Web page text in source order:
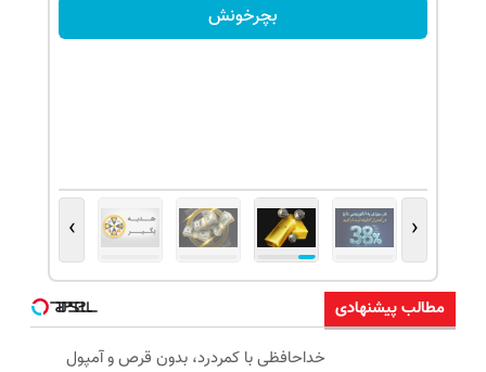
بچرخونش
‹
›
مطالب پیشنهادی
خداحافظی با کمردرد، بدون قرص و آمپول